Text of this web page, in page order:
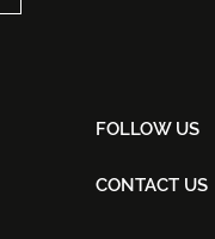
FOLLOW US
CONTACT US